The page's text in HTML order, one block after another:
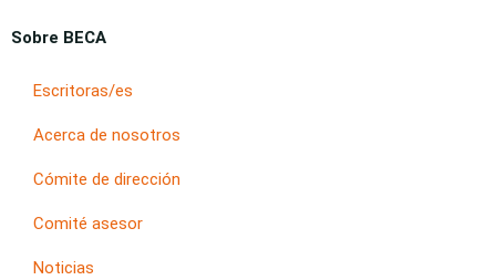
Sobre BECA
Escritoras/es
Acerca de nosotros
Cómite de dirección
Comité asesor
Noticias